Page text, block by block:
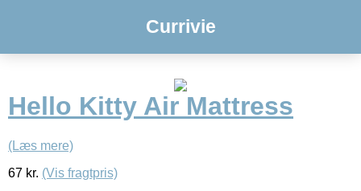
Currivie
Hello Kitty Air Mattress
(Læs mere)
67 kr. (Vis fragtpris)